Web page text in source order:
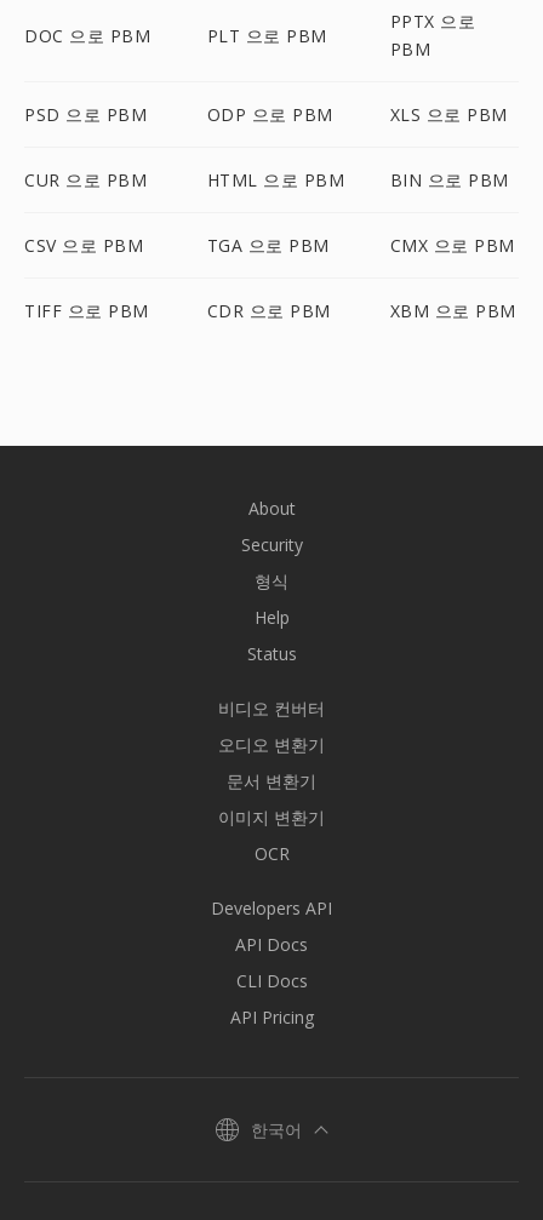
DOC 으로 PBM PLT 으로 PBM
PPTX 으로
PBM
PSD 으로 PBM ODP 으로 PBM XLS 으로 PBM
CUR 으로 PBM HTML 으로 PBM BIN 으로 PBM
CSV 으로 PBM TGA 으로 PBM CMX 으로 PBM
TIFF 으로 PBM CDR 으로 PBM XBM 으로 PBM
About
Security
형식
Help
Status
비디오 컨버터
오디오 변환기
문서 변환기
이미지 변환기
OCR
Developers API
API Docs
CLI Docs
API Pricing
한국어